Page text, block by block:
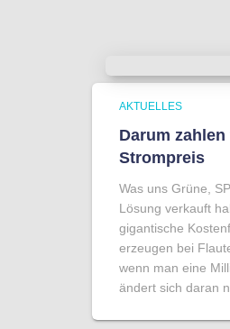
AKTUELLES
Darum
Strompreis
Was uns Grüne,
Lösung verkauft
gigantische
erzeugen bei
wenn man eine
ändert sich daran